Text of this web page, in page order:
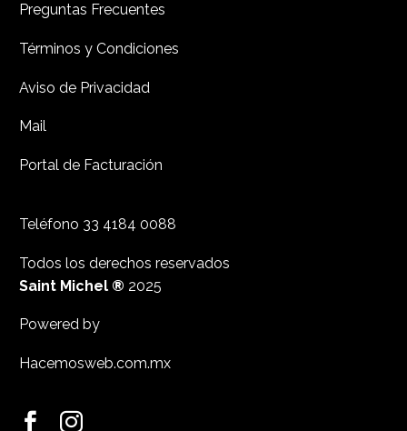
Preguntas Frecuentes
Términos y Condiciones
Aviso de Privacidad
Mail
Portal de Facturación
Teléfono 33 4184 0088
Todos los derechos reservados
Saint Michel ® 2025
Powered by
Hacemosweb.com.mx